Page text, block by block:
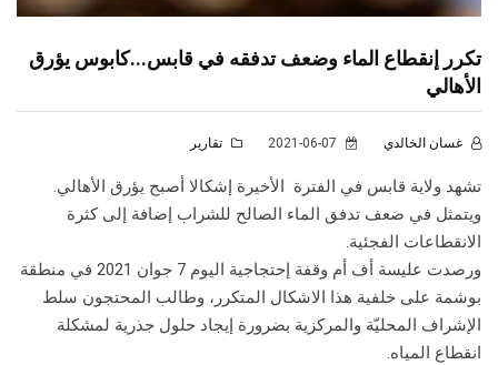
تكرر إنقطاع الماء وضعف تدفقه في قابس...كابوس يؤرق
الأهالي
غسان الخالدي تقارير
تشهد ولاية قابس في الفترة الأخيرة إشكالا أصبح يؤرق الأهالي.
ويتمثل في ضعف تدفق الماء الصالح للشراب إضافة إلى كثرة
الانقطاعات الفجئية.
ورصدت عليسة أف أم وقفة إحتجاجية اليوم 7 جوان 2021 في منطقة
بوشمة على خلفية هذا الاشكال المتكرر، وطالب المحتجون سلط
الإشراف المحليّة والمركزية بضرورة إيجاد حلول جذرية لمشكلة
انقطاع المياه.